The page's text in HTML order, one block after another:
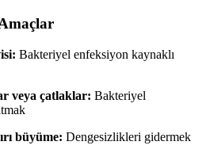
Bakteriyel enfeksiyon kaynaklı
veya çatlaklar: Bakteriyel
büyüme: Dengesizlikleri gidermek